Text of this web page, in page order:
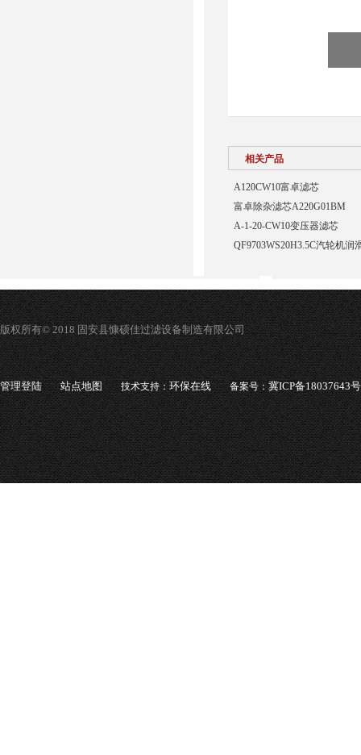
相关产品
A120CW10富卓滤芯
富卓除杂滤芯A220G01BM
A-1-20-CW10变压器滤芯
QF9703WS20H3.5C汽轮机润
版权所有© 2018 固安县慷硕佳过滤设备制造有限公司
管理登陆 站点地图 技术支持：环保在线 备案号：冀ICP备18037643